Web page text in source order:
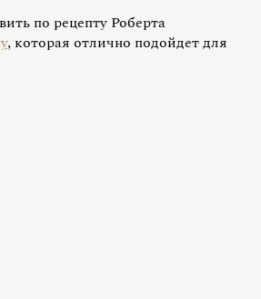
по рецепту Роберта
, которая отлично подойдет для